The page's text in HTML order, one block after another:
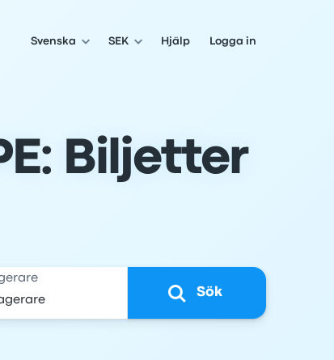
Svenska SEK Hjälp Logga in
Biljetter
Sök